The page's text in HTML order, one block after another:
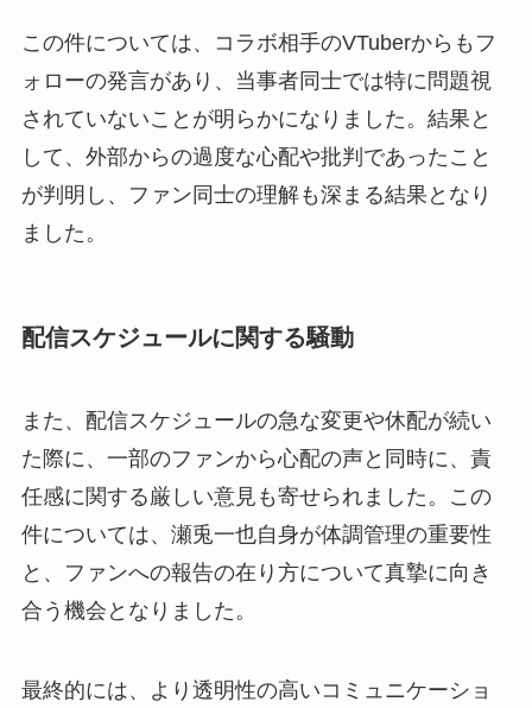
この件については、コラボ相手のVTuberからもフ
ォローの発言があり、当事者同士では特に問題視
されていないことが明らかになりました。結果と
して、外部からの過度な心配や批判であったこと
が判明し、ファン同士の理解も深まる結果となり
ました。
配信スケジュールに関する騒動
また、配信スケジュールの急な変更や休配が続い
た際に、一部のファンから心配の声と同時に、責
任感に関する厳しい意見も寄せられました。この
件については、瀬兎一也自身が体調管理の重要性
と、ファンへの報告の在り方について真摯に向き
合う機会となりました。
最終的には、より透明性の高いコミュニケーショ